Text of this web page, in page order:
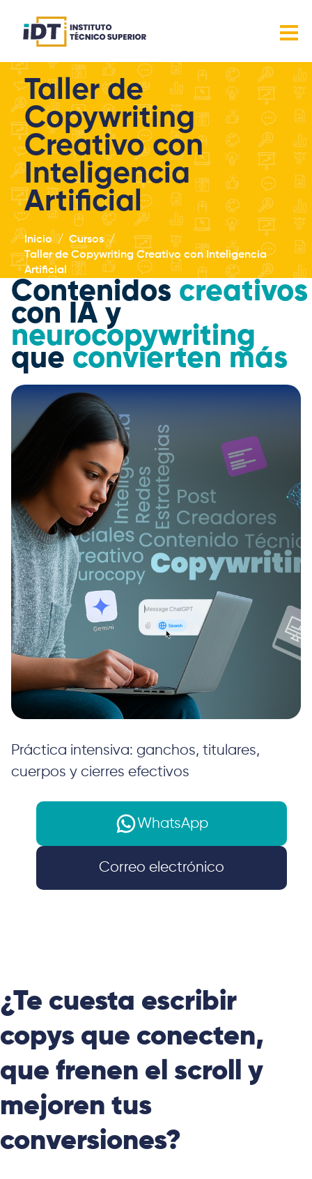
Taller de
Copywriting
Creativo con
Inteligencia
Artificial
Inicio
Cursos
Taller de Copywriting Creativo con Inteligencia
Artificial
Contenidos creativos
con IA y
neurocopywriting
que convierten más
Práctica intensiva: ganchos, titulares,
cuerpos y cierres efectivos
WhatsApp
Correo electrónico
¿Te cuesta escribir
copys que conecten,
que frenen el scroll y
mejoren tus
conversiones?